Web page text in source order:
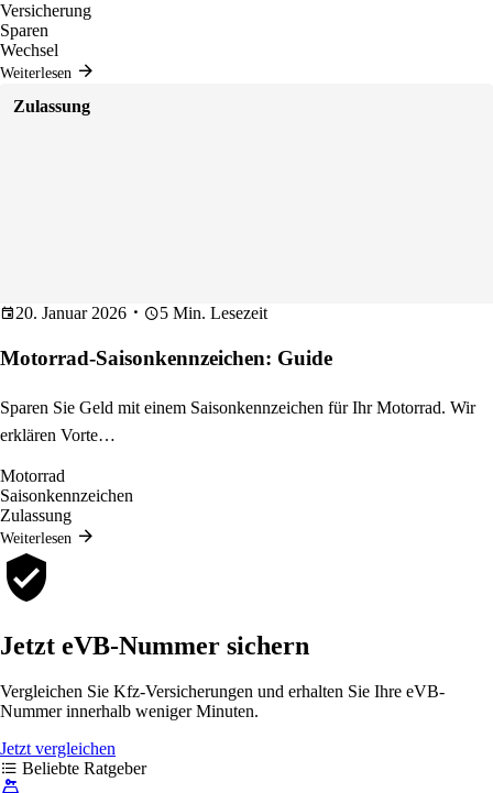
Versicherung
Sparen
Wechsel
Weiterlesen
Zulassung
20. Januar 2026 5 Min. Lesezeit
Motorrad-Saisonkennzeichen: Guide
Sparen Sie Geld mit einem Saisonkennzeichen für Ihr Motorrad. Wir
erklären Vorte…
Motorrad
Saisonkennzeichen
Zulassung
Weiterlesen
Jetzt eVB-Nummer sichern
Vergleichen Sie Kfz-Versicherungen und erhalten Sie Ihre eVB-
Nummer innerhalb weniger Minuten.
Jetzt vergleichen
Beliebte Ratgeber